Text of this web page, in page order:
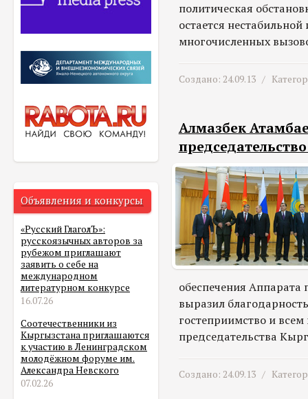
Объявления и конкурсы
«Русский ГлаголЪ»:
русскоязычных авторов за
рубежом приглашают
заявить о себе на
международном
литературном конкурсе
16.07.26
Соотечественники из
Кыргызстана приглашаются
к участию в Ленинградском
молодёжном форуме им.
Александра Невского
07.02.26
политическая
остается
многочисленных
Создано: 24.09.13 /
Алмазбек
обеспечения Аппарата
выразил
гостеприимство и
председательства
Создано: 24.09.13 /